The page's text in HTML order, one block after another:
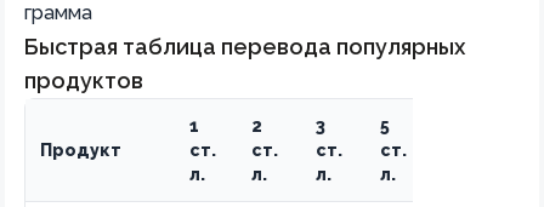
грамма
Быстрая таблица перевода популярных
продуктов
Продукт
1
ст.
л.
2
ст.
л.
3
ст.
л.
5
ст.
л.